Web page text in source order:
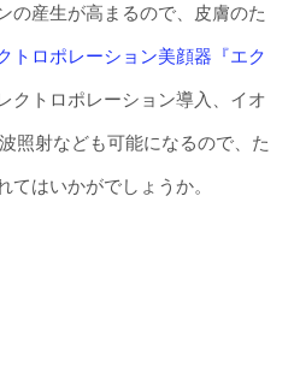
の産生が高まるので、皮膚のた
トロポレーション美顔器『エク
クトロポレーション導入、イオ
照射なども可能になるので、た
てはいかがでしょうか。